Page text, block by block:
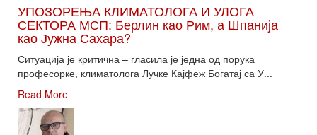
УПОЗОРЕЊА КЛИМАТОЛОГА И УЛОГА
СЕКТОРА МСП: Берлин као Рим, а Шпанија
као Јужна Сахара?
Ситуација је критична – гласила је једна од порука
професорке, климатолога Лучке Кајфеж Богатај са У...
Read More